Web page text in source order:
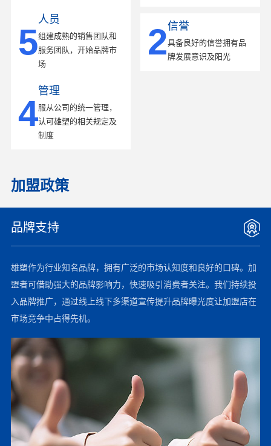
2信誉
具备良好的信誉拥有品
牌发展意识及阳光
4
管理
服从公司的统一管理，
认可雄塑的相关规定及
制度
5
人员
组建成熟的销售团队和
服务团队，开始品牌市
场
加盟政策
品牌支持
雄塑作为行业知名品牌，拥有广泛的市场认知度和良好的口碑。加
盟者可借助强大的品牌影响力，快速吸引消费者关注。我们持续投
入品牌推广，通过线上线下多渠道宣传提升品牌曝光度让加盟店在
市场竞争中占得先机。